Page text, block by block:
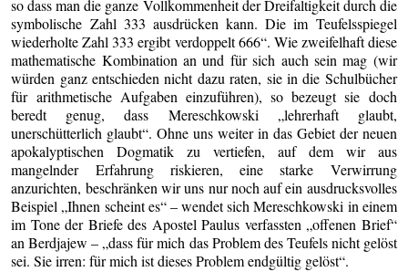
so dass man die ganze Vollkommenheit der Dreifaltigkeit durch die
symbolische Zahl 333 ausdrücken kann. Die im Teufelsspiegel
wiederholte Zahl 333 ergibt verdoppelt 666“. Wie zweifelhaft diese
mathematische Kombination an und für sich auch sein mag (wir
würden ganz entschieden nicht dazu raten, sie in die Schulbücher
für arithmetische Aufgaben einzuführen), so bezeugt sie doch
beredt genug, dass Mereschkowski „lehrerhaft glaubt,
unerschütterlich glaubt“. Ohne uns weiter in das Gebiet der neuen
apokalyptischen Dogmatik zu vertiefen, auf dem wir aus
mangelnder Erfahrung riskieren, eine starke Verwirrung
anzurichten, beschränken wir uns nur noch auf ein ausdrucksvolles
Beispiel „Ihnen scheint es“ – wendet sich Mereschkowski in einem
im Tone der Briefe des Apostel Paulus verfassten „offenen Brief“
an Berdjajew – „dass für mich das Problem des Teufels nicht gelöst
sei. Sie irren: für mich ist dieses Problem endgültig gelöst“.